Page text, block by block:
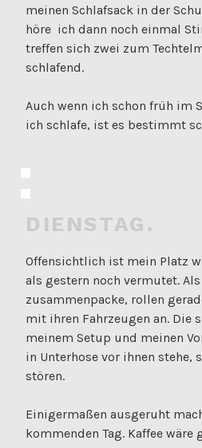
meinen Schlafsack in der
höre ich dann noch einmal
treffen sich zwei zum
schlafend.
Auch wenn ich schon früh im
ich schlafe, ist es bestimmt
DIENSTAG.
Offensichtlich ist mein Platz
als gestern noch vermutet.
zusammenpacke, rollen
mit ihren Fahrzeugen an. Die
meinem Setup und meinen
in Unterhose vor ihnen stehe,
stören.
Einigermaßen ausgeruht
kommenden Tag. Kaffee wäre